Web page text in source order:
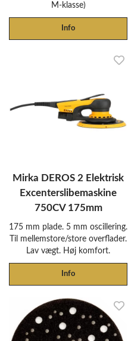
M-klasse)
Info
Mirka DEROS 2 Elektrisk
Excenterslibemaskine
750CV 175mm
175 mm plade. 5 mm oscillering.
Til mellemstore/store overflader.
Lav vægt. Høj komfort.
Info